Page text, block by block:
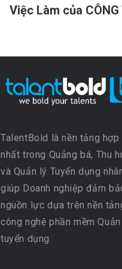
Việc Làm của CÔNG
TalentBold là nền tảng hợp
nhất trong Quảng bá, Thu
và Quản lý Tuyển dụng
giúp Doanh nghiệp đảm
nguồn lực dựa trên nền
công nghệ phần mềm
tuyển dụng